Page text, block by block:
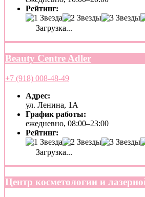
Рейтинг:
Загрузка...
Beauty Centre Adler
+7 (918) 008-48-49
Адрес:
ул. Ленина, 1А
График работы:
ежедневно, 08:00–23:00
Рейтинг:
Загрузка...
Центр косметологии и